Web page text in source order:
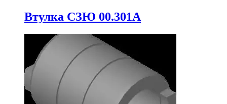
Втулка СЗЮ 00.301А